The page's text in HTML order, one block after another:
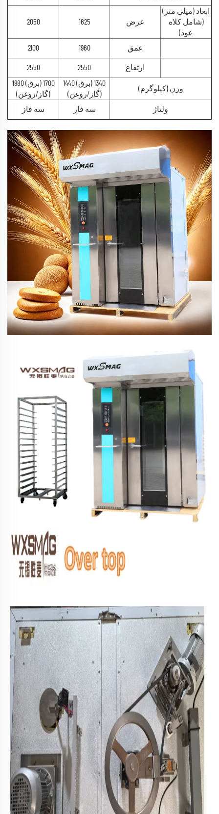
ابعاد (میلی متر)
(شامل کلاه
عود)
عرض 1625
2050
عمق 1960
2100
ارتفاع 2550
2550
وزن (کیلوگرم)
1340 (برق) 1440
(گاز/روغن)
1700 (برق) 1880
(گاز/روغن)
ولتاژ
سه فاز سه فاز